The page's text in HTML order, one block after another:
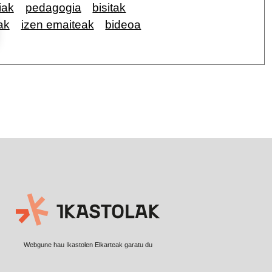
pedagogia
bisitak
izen emaiteak bideoa
Webgune hau Ikastolen Elkarteak garatu du